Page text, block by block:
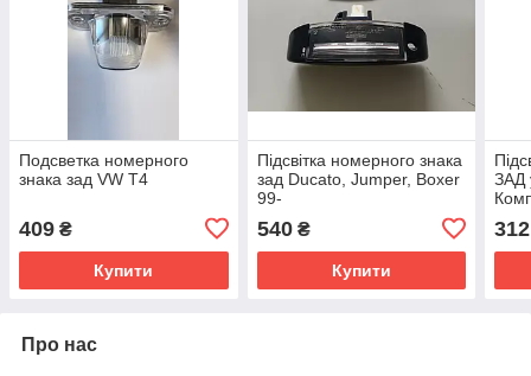
Подсветка номерного
знака зад VW T4
409 ₴
Купити
Підсвітка номерного знака
зад Ducato, Jumper, Boxer
99-
540₴
Купити
ЗАД
312
Про нас